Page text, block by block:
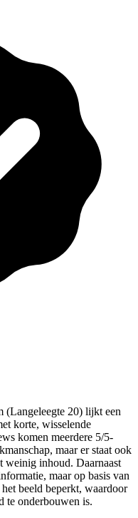
(Langeleegte 20) lijkt een
korte, wisselende
komen meerdere 5/5-
maar er staat ook
weinig inhoud. Daarnaast
maar op basis van
beeld beperkt, waardoor
te onderbouwen is.